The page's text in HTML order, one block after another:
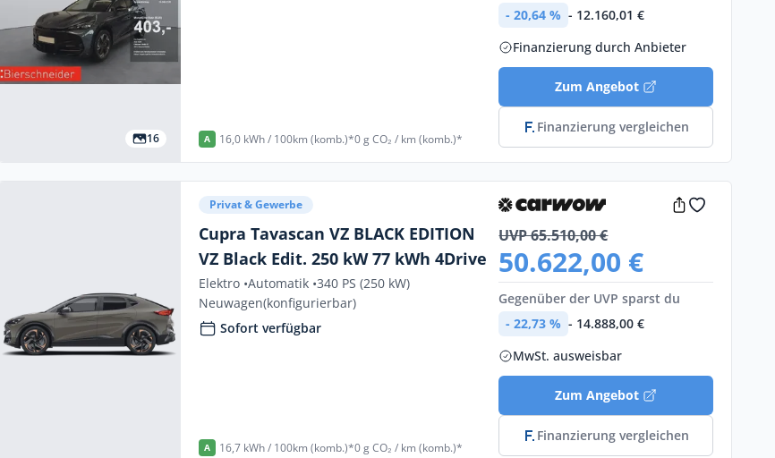
16 A 16,0 kWh / 100km (komb.)*0 g CO₂ / km (komb.)*
- 20,64 % - 12.160,01 €
Finanzierung durch Anbieter
Zum Angebot
Finanzierung vergleichen
Privat & Gewerbe
Cupra Tavascan VZ BLACK EDITION
VZ Black Edit. 250 kW 77 kWh 4Drive
Elektro •Automatik •340 PS (250 kW)
Neuwagen(konfigurierbar)
Sofort verfügbar
A 16,7 kWh / 100km (komb.)*0 g CO₂ / km (komb.)*
UVP 65.510,00 €
50.622,00 €
Gegenüber der UVP sparst du
- 22,73 % - 14.888,00 €
MwSt. ausweisbar
Zum Angebot
Finanzierung vergleichen